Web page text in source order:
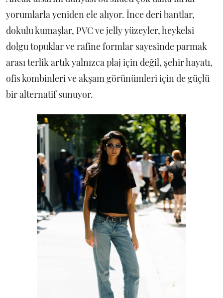
yorumlarla yeniden ele alıyor. İnce deri bantlar,
dokulu kumaşlar, PVC ve jelly yüzeyler, heykelsi
dolgu topuklar ve rafine formlar sayesinde parmak
arası terlik artık yalnızca plaj için değil, şehir hayatı,
ofis kombinleri ve akşam görünümleri için de güçlü
bir alternatif sunuyor.